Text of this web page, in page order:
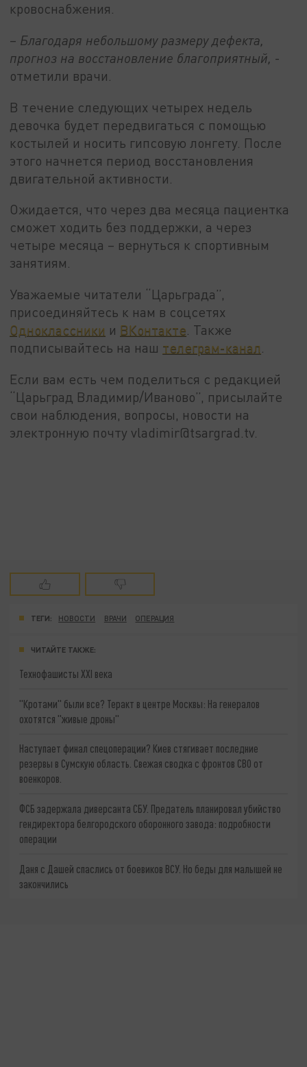
кровоснабжения.
– Благодаря небольшому размеру дефекта,
прогноз на восстановление благоприятный, -
отметили врачи.
В течение следующих четырех недель
девочка будет передвигаться с помощью
костылей и носить гипсовую лонгету. После
этого начнется период восстановления
двигательной активности.
Ожидается, что через два месяца пациентка
сможет ходить без поддержки, а через
четыре месяца – вернуться к спортивным
занятиям.
Уважаемые читатели “Царьграда”,
присоединяйтесь к нам в соцсетях
Одноклассники и ВКонтакте . Также
подписывайтесь на наш телеграм-канал
Если вам есть чем поделиться с редакцией
“Царьград Владимир/Иваново”, присылайте
свои наблюдения, вопросы, новости на
электронную почту vladimir@tsargrad.tv.
ТЕГИ: НОВОСТИ ВРАЧИ ОПЕРАЦИЯ
ЧИТАЙТЕ ТАКЖЕ:
Технофашисты XXI века
"Кротами" были все? Теракт в центре Москвы: На генералов
охотятся "живые дроны"
Наступает финал спецоперации? Киев стягивает последние
резервы в Сумскую область. Свежая сводка с фронтов СВО от
военкоров.
ФСБ задержала диверсанта СБУ. Предатель планировал убийство
гендиректора белгородского оборонного завода: подробности
операции
Даня с Дашей спаслись от боевиков ВСУ. Но беды для малышей не
закончились